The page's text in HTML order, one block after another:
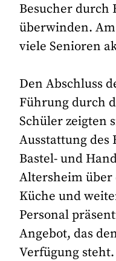
Besucher durch
überwinden.
viele Senioren
Den Abschluss
Führung durch
Schüler zeigten
Ausstattung des
Bastel- und
Altersheim über
Küche und
Personal
Angebot, das
Verfügung steht.